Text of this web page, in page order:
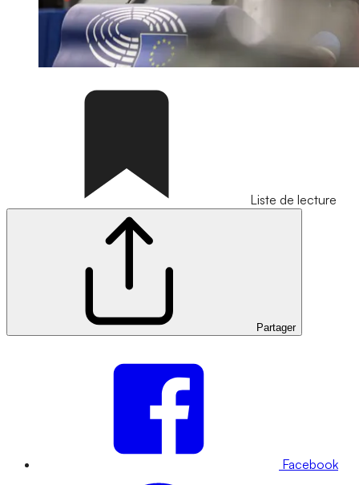
Liste de lecture
Partager
Facebook